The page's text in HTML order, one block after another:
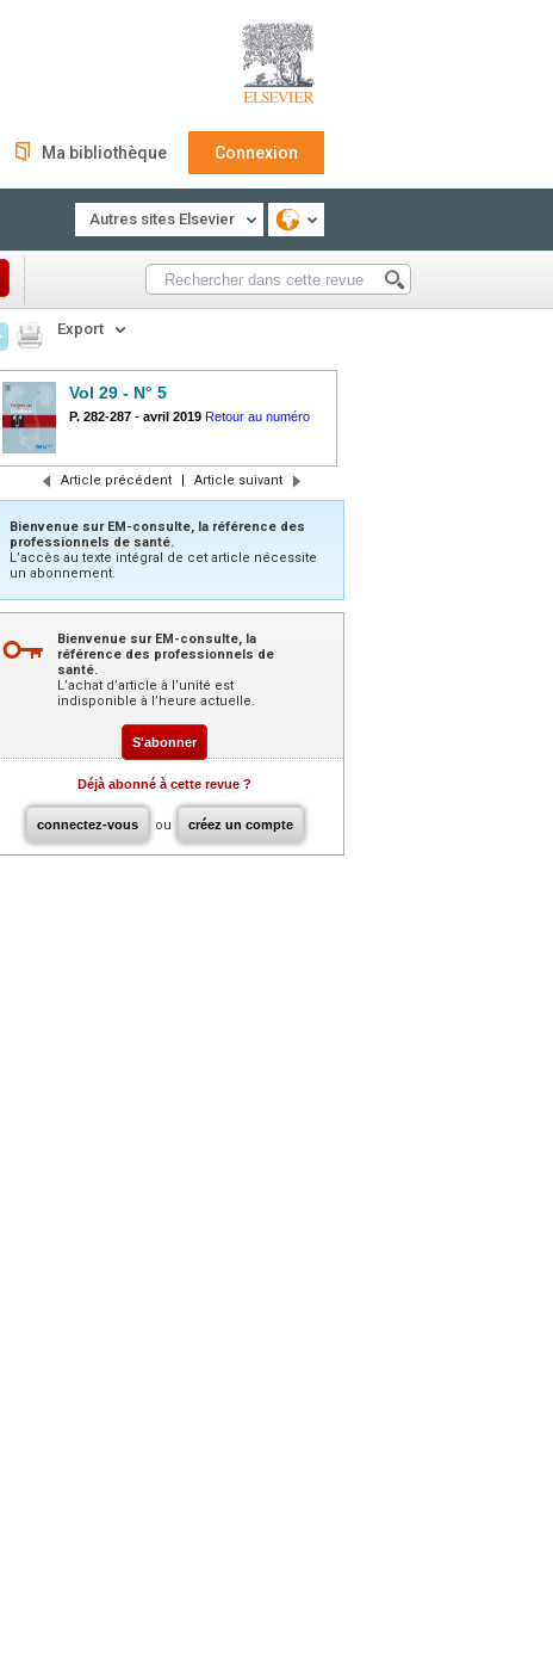
Ma bibliothèque Connexion
Autres sites Elsevier
Export
Vol 29 - N° 5
P. 282-287 - avril 2019 Retour au numéro
Article précédent | Article suivant
Bienvenue sur EM-consulte, la référence des
professionnels de santé.
L’accès au texte intégral de cet article nécessite
un abonnement.
Bienvenue sur EM-consulte, la
référence des professionnels de
santé.
L’achat d’article à l’unité est
indisponible à l’heure actuelle.
S'abonner
Déjà abonné à cette revue ?
connectez-vous ou créez un compte